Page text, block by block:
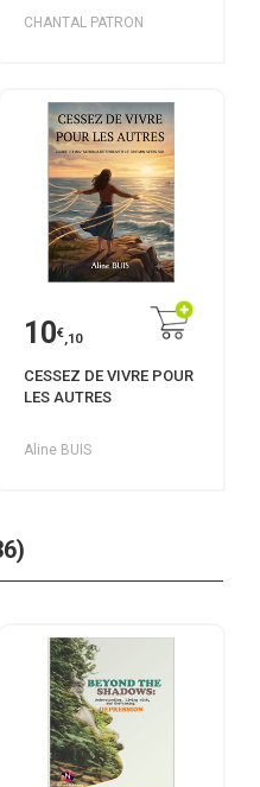
CHANTAL PATRON
10€,10
CESSEZ DE VIVRE POUR
LES AUTRES
Aline BUIS